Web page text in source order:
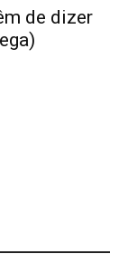
de dizer